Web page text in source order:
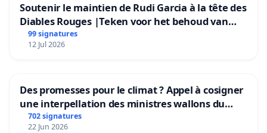
Soutenir le maintien de Rudi Garcia à la tête des
Diables Rouges |Teken voor het behoud van
Rudi Garcia als bondscoach
99 signatures
12 Jul 2026
Des promesses pour le climat ? Appel à cosigner
une interpellation des ministres wallons du
climat et de l’environnement.
702 signatures
22 Jun 2026